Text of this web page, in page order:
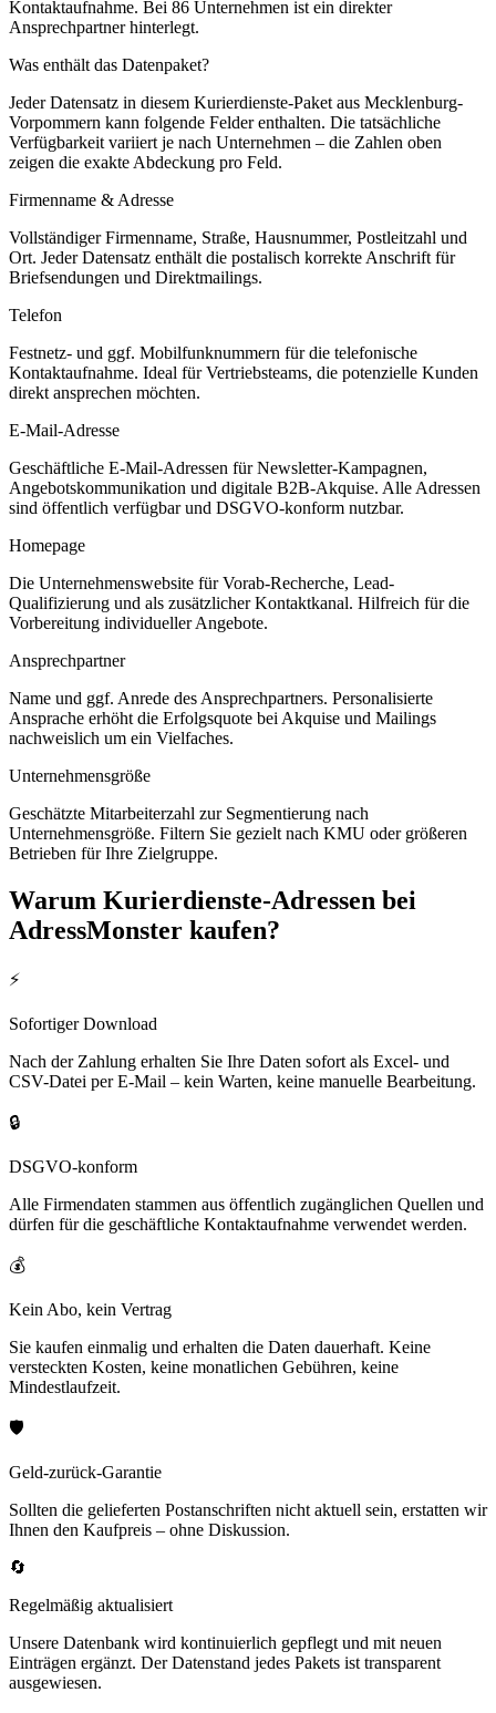
Kontaktaufnahme. Bei 86 Unternehmen ist ein direkter
Ansprechpartner hinterlegt.
Was enthält das Datenpaket?
Jeder Datensatz in diesem Kurierdienste-Paket aus Mecklenburg-
Vorpommern kann folgende Felder enthalten. Die tatsächliche
Verfügbarkeit variiert je nach Unternehmen – die Zahlen oben
zeigen die exakte Abdeckung pro Feld.
Firmenname & Adresse
Vollständiger Firmenname, Straße, Hausnummer, Postleitzahl und
Ort. Jeder Datensatz enthält die postalisch korrekte Anschrift für
Briefsendungen und Direktmailings.
Telefon
Festnetz- und ggf. Mobilfunknummern für die telefonische
Kontaktaufnahme. Ideal für Vertriebsteams, die potenzielle Kunden
direkt ansprechen möchten.
E-Mail-Adresse
Geschäftliche E-Mail-Adressen für Newsletter-Kampagnen,
Angebotskommunikation und digitale B2B-Akquise. Alle Adressen
sind öffentlich verfügbar und DSGVO-konform nutzbar.
Homepage
Die Unternehmenswebsite für Vorab-Recherche, Lead-
Qualifizierung und als zusätzlicher Kontaktkanal. Hilfreich für die
Vorbereitung individueller Angebote.
Ansprechpartner
Name und ggf. Anrede des Ansprechpartners. Personalisierte
Ansprache erhöht die Erfolgsquote bei Akquise und Mailings
nachweislich um ein Vielfaches.
Unternehmensgröße
Geschätzte Mitarbeiterzahl zur Segmentierung nach
Unternehmensgröße. Filtern Sie gezielt nach KMU oder größeren
Betrieben für Ihre Zielgruppe.
Warum Kurierdienste-Adressen bei
AdressMonster kaufen?
⚡
Sofortiger Download
Nach der Zahlung erhalten Sie Ihre Daten sofort als Excel- und
CSV-Datei per E-Mail – kein Warten, keine manuelle Bearbeitung.
🔒
DSGVO-konform
Alle Firmendaten stammen aus öffentlich zugänglichen Quellen und
dürfen für die geschäftliche Kontaktaufnahme verwendet werden.
💰
Kein Abo, kein Vertrag
Sie kaufen einmalig und erhalten die Daten dauerhaft. Keine
versteckten Kosten, keine monatlichen Gebühren, keine
Mindestlaufzeit.
🛡️
Geld-zurück-Garantie
Sollten die gelieferten Postanschriften nicht aktuell sein, erstatten wir
Ihnen den Kaufpreis – ohne Diskussion.
🔄
Regelmäßig aktualisiert
Unsere Datenbank wird kontinuierlich gepflegt und mit neuen
Einträgen ergänzt. Der Datenstand jedes Pakets ist transparent
ausgewiesen.